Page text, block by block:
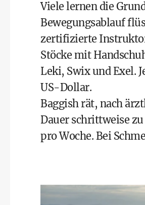
Viele lernen die
Bewegungsablauf
zertifizierte
Stöcke mit
Leki, Swix und Exel.
US-Dollar.
Baggish rät, nach
Dauer schrittweise
pro Woche. Bei